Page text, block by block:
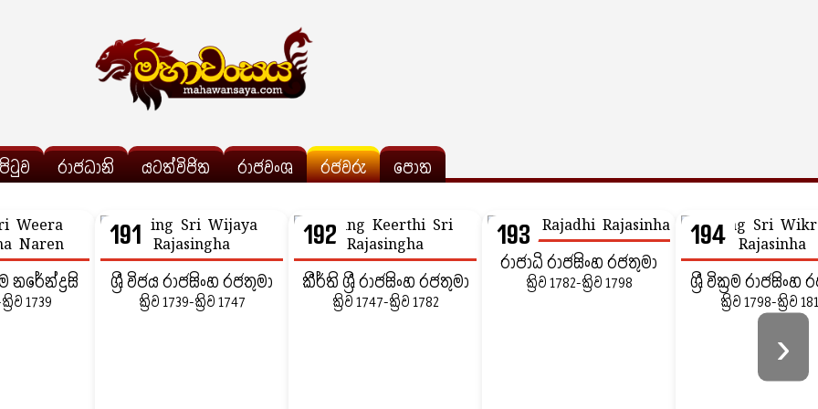
රාජධානි යටත්විජිත රාජවංශ රජවරු පොත
නරේන්ද්‍රසි
1739
191
ශ්‍රී විජය රාජසිංහ රජතුමා
ක්‍රිව 1739-ක්‍රිව 1747
192
කීර්ති ශ්‍රී රාජසිංහ රජතුමා
ක්‍රිව 1747-ක්‍රිව 1782
193
රාජාධි රාජසිංහ රජතුමා
ක්‍රිව 1782-ක්‍රිව 1798
194
ශ්‍රී වික්‍රම රාජසිංහ
ක්‍රිව 1798-ක්‍රිව
›